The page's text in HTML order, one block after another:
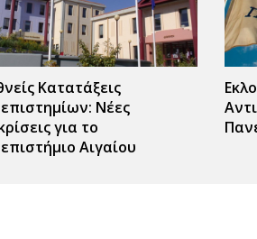
Κατατάξεις
Νέες
για το
Αιγαίου